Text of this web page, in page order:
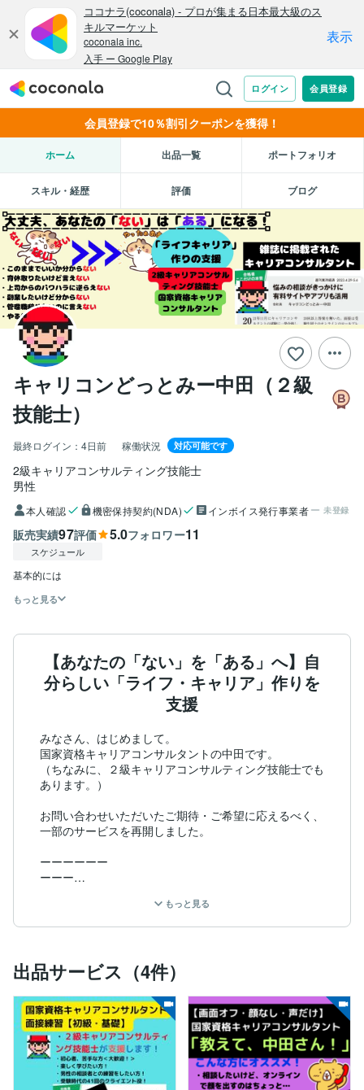
会員登録で10％割引クーポンを獲得！
ホーム 出品一覧 ポートフォリオ
スキル・経歴 評価 ブログ
キャリコンどっとみー中田（２級
技能士）
最終ログイン： 4日前 稼働状況 対応可能です
2級キャリアコンサルティング技能士
男性
本人確認 機密保持契約(NDA) インボイス発行事業者 未登録
販売実績97評価 5.0フォロワー11
スケジュール
基本的には
もっと見る
【あなたの「ない」を「ある」へ】自
分らしい「ライフ・キャリア」作りを
支援
みなさん、はじめまして。
国家資格キャリアコンサルタントの中田です。
（ちなみに、２級キャリアコンサルティング技能士でも
あります。）
お問い合わせいただいたご期待・ご希望に応えるべく、
一部のサービスを再開しました。
ーーーーーー
ーーー
お休みいただいていた間、1on1のみ集中して学びや気
に取り入れています。
さて、まず、最初にお伝えしておくべきことがありま
す。
それは、ボクが他のキャリアコンサルタントの方と違う
点です。
もっと見る
出品サービス（4件）